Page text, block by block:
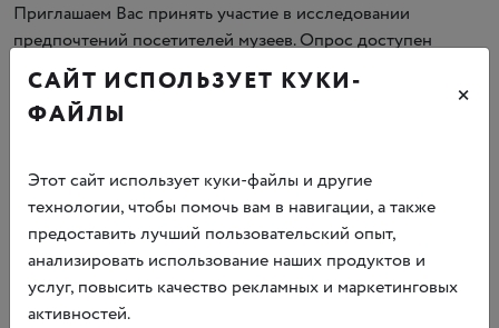
Приглашаем Вас принять участие в исследовании
предпочтений посетителей музеев. Опрос доступен
по 4 февраля включительно, прохождение займет
не более 10 минут.
Ссылка на опрос
САЙТ ИСПОЛЬЗУЕТ КУКИ-
ФАЙЛЫ
×
Этот сайт использует куки-файлы и другие
технологии, чтобы помочь вам в навигации, а также
предоставить лучший пользовательский опыт,
анализировать использование наших продуктов и
услуг, повысить качество рекламных и маркетинговых
активностей.